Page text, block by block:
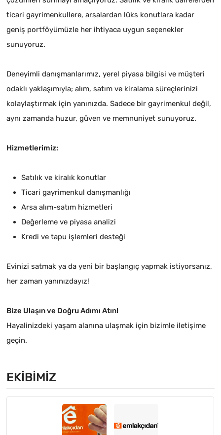
ticari gayrimenkullere, arsalardan lüks konutlara kadar
geniş portföyümüzle her ihtiyaca uygun seçenekler
sunuyoruz.
Deneyimli danışmanlarımız, yerel piyasa bilgisi ve müşteri
odaklı yaklaşımıyla; alım, satım ve kiralama süreçlerinizi
kolaylaştırmak için yanınızda. Sadece bir gayrimenkul değil,
aynı zamanda huzur, güven ve memnuniyet sunuyoruz.
Hizmetlerimiz:
Satılık ve kiralık konutlar
Ticari gayrimenkul danışmanlığı
Arsa alım-satım hizmetleri
Değerleme ve piyasa analizi
Kredi ve tapu işlemleri desteği
Evinizi satmak ya da yeni bir başlangıç yapmak istiyorsanız,
her zaman yanınızdayız!
Bize Ulaşın ve Doğru Adımı Atın!
Hayalinizdeki yaşam alanına ulaşmak için bizimle iletişime
geçin.
EKIBIMIZ